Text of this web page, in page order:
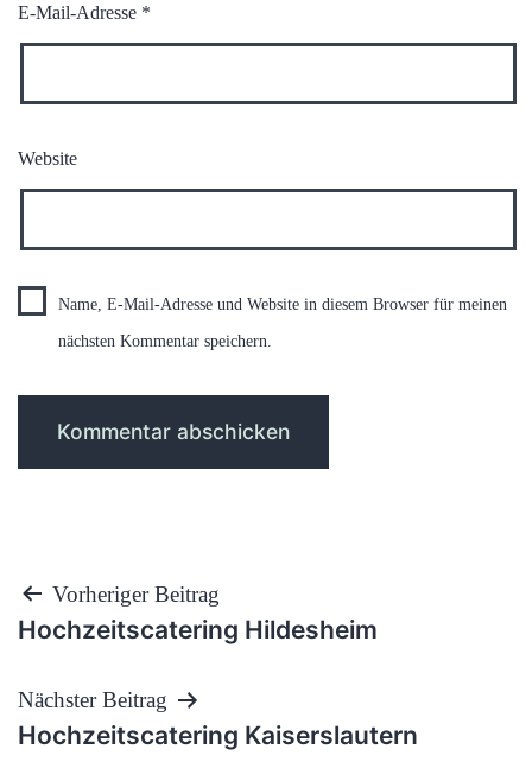
E-Mail-Adresse *
Website
Name, E-Mail-Adresse und Website in diesem Browser für meinen
nächsten Kommentar speichern.
Beitragsnavigation
Vorheriger Beitrag
Hochzeitscatering Hildesheim
Nächster Beitrag
Hochzeitscatering Kaiserslautern